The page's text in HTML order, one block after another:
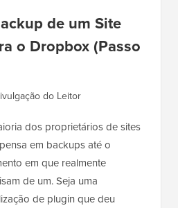
de um Site
o Dropbox (Passo
do Leitor
dos proprietários de sites
em backups até o
em que realmente
de um. Seja uma
de plugin que deu